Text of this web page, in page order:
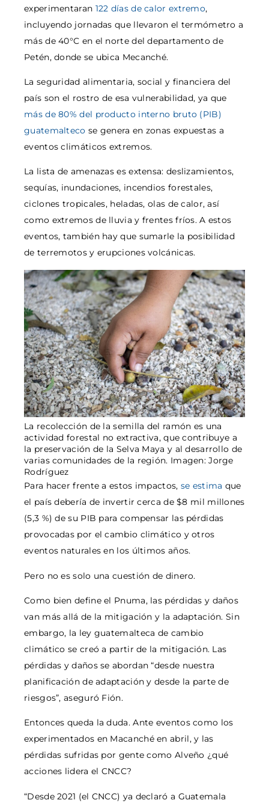
experimentaran 122 días de calor extremo,
incluyendo jornadas que llevaron el termómetro a
más de 40°C en el norte del departamento de
Petén, donde se ubica Mecanché.
La seguridad alimentaria, social y financiera del
país son el rostro de esa vulnerabilidad, ya que
más de 80% del producto interno bruto (PIB)
guatemalteco se genera en zonas expuestas a
eventos climáticos extremos.
La lista de amenazas es extensa: deslizamientos,
sequías, inundaciones, incendios forestales,
ciclones tropicales, heladas, olas de calor, así
como extremos de lluvia y frentes fríos. A estos
eventos, también hay que sumarle la posibilidad
de terremotos y erupciones volcánicas.
La recolección de la semilla del ramón es una
actividad forestal no extractiva, que contribuye a
la preservación de la Selva Maya y al desarrollo de
varias comunidades de la región. Imagen: Jorge
Rodríguez
Para hacer frente a estos impactos, se estima que
el país debería de invertir cerca de $8 mil millones
(5,3 %) de su PIB para compensar las pérdidas
provocadas por el cambio climático y otros
eventos naturales en los últimos años.
Pero no es solo una cuestión de dinero.
Como bien define el Pnuma, las pérdidas y daños
van más allá de la mitigación y la adaptación. Sin
embargo, la ley guatemalteca de cambio
climático se creó a partir de la mitigación. Las
pérdidas y daños se abordan “desde nuestra
planificación de adaptación y desde la parte de
riesgos”, aseguró Fión.
Entonces queda la duda. Ante eventos como los
experimentados en Macanché en abril, y las
pérdidas sufridas por gente como Alveño ¿qué
acciones lidera el CNCC?
“Desde 2021 (el CNCC) ya declaró a Guatemala